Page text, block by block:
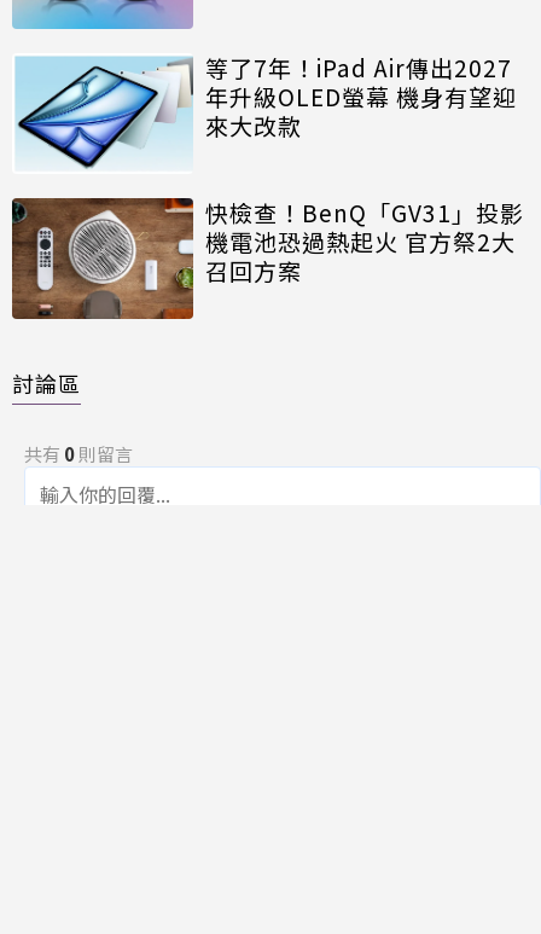
等了7年！iPad Air傳出2027
年升級OLED螢幕 機身有望迎
來大改款
快檢查！BenQ「GV31」投影
機電池恐過熱起火 官方祭2大
召回方案
討論區
共有 0則留言